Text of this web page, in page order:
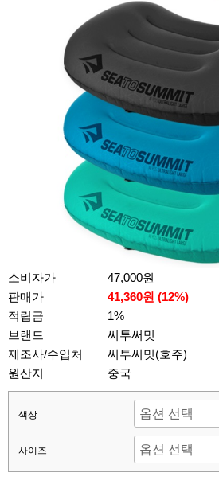
소비자가
47,000원
판매가
41,360원 (12%)
적립금
1%
브랜드
씨투써밋
제조사/수입처
씨투써밋(호주)
원산지
중국
색상
사이즈